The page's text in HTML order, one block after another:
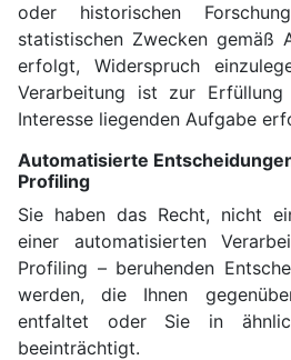
oder historischen
statistischen Zwecken gemäß
erfolgt, Widerspruch
Verarbeitung ist zur
Interesse liegenden Aufgabe
Automatisierte
Profiling
Sie haben das Recht, nicht
einer automatisierten
Profiling – beruhenden
werden, die Ihnen
entfaltet oder Sie in
beeinträchtigt.